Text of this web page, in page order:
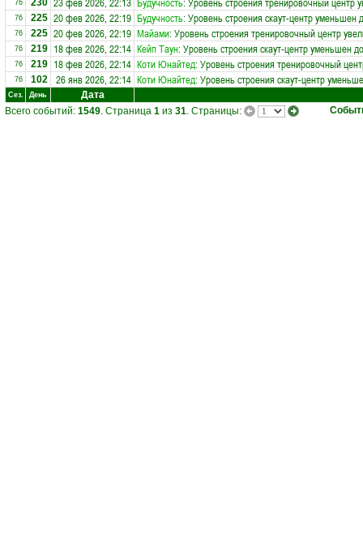
76 230
76 225 20 фев 2026, 22:19 Будучность: Уровень строения скаут-центр уменьшен
76 225 20 фев 2026, 22:19 Майами: Уровень строения тренировочный центр
76 219 18 фев 2026, 22:14 Кейп Таун: Уровень строения скаут-центр уменьшен
76 219 18 фев 2026, 22:14 Коти Юнайтед: Уровень строения тренировочный
76 102 26 янв 2026, 22:14 Коти Юнайтед: Уровень строения скаут-центр
Сез. День
Дата
Всего событий: 1549. Страница 1 из 31. Страницы: